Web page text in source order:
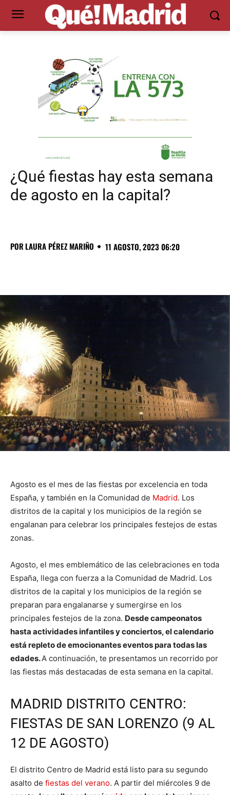
¿Qué fiestas hay esta semana
de agosto en la capital?
POR LAURA PÉREZ MARIÑO 11 AGOSTO, 2023 06:20
Agosto es el mes de las fiestas por excelencia en toda
España, y también en la Comunidad de Madrid. Los
distritos de la capital y los municipios de la región se
engalanan para celebrar los principales festejos de estas
zonas.
Agosto, el mes emblemático de las celebraciones en toda
España, llega con fuerza a la Comunidad de Madrid. Los
distritos de la capital y los municipios de la región se
preparan para engalanarse y sumergirse en los
principales festejos de la zona. Desde campeonatos
hasta actividades infantiles y conciertos, el calendario
está repleto de emocionantes eventos para todas las
edades.A continuación, te presentamos un recorrido por
las fiestas más destacadas de esta semana en la capital.
MADRID DISTRITO CENTRO:
FIESTAS DE SAN LORENZO (9 AL
12 DE AGOSTO)
El distrito Centro de Madrid está listo para su segundo
asalto de fiestas del verano. A partir del miércoles 9 de